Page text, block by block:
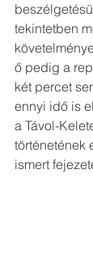
tekintetben
ő pedig a
két percet
ennyi idő is
a Távol-
történetének
ismert